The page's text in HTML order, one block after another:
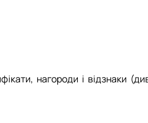
нагороди і відзнаки